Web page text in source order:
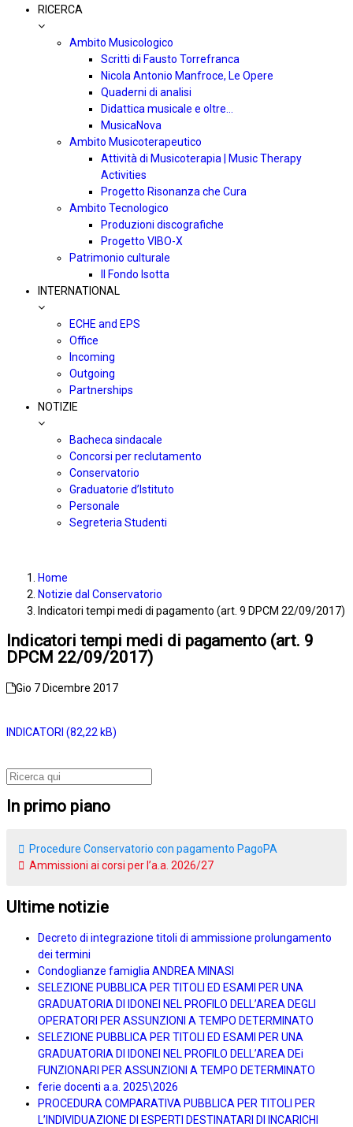
RICERCA
Ambito Musicologico
Scritti di Fausto Torrefranca
Nicola Antonio Manfroce, Le Opere
Quaderni di analisi
Didattica musicale e oltre…
MusicaNova
Ambito Musicoterapeutico
Attività di Musicoterapia | Music Therapy
Activities
Progetto Risonanza che Cura
Ambito Tecnologico
Produzioni discografiche
Progetto VIBO-X
Patrimonio culturale
Il Fondo Isotta
INTERNATIONAL
ECHE and EPS
Office
Incoming
Outgoing
Partnerships
NOTIZIE
Bacheca sindacale
Concorsi per reclutamento
Conservatorio
Graduatorie d’Istituto
Personale
Segreteria Studenti
Home
Notizie dal Conservatorio
Indicatori tempi medi di pagamento (art. 9 DPCM 22/09/2017)
Indicatori tempi medi di pagamento (art. 9
DPCM 22/09/2017)
Gio 7 Dicembre 2017
INDICATORI
In primo piano
Procedure Conservatorio con pagamento PagoPA
Ammissioni ai corsi per l’a.a. 2026/27
Ultime notizie
Decreto di integrazione titoli di ammissione prolungamento
dei termini
Condoglianze famiglia ANDREA MINASI
SELEZIONE PUBBLICA PER TITOLI ED ESAMI PER UNA
GRADUATORIA DI IDONEI NEL PROFILO DELL’AREA DEGLI
OPERATORI PER ASSUNZIONI A TEMPO DETERMINATO
SELEZIONE PUBBLICA PER TITOLI ED ESAMI PER UNA
GRADUATORIA DI IDONEI NEL PROFILO DELL’AREA DEi
FUNZIONARI PER ASSUNZIONI A TEMPO DETERMINATO
ferie docenti a.a. 2025\2026
PROCEDURA COMPARATIVA PUBBLICA PER TITOLI PER
L’INDIVIDUAZIONE DI ESPERTI DESTINATARI DI INCARICHI